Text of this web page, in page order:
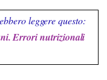
leggere questo:
Errori nutrizionali